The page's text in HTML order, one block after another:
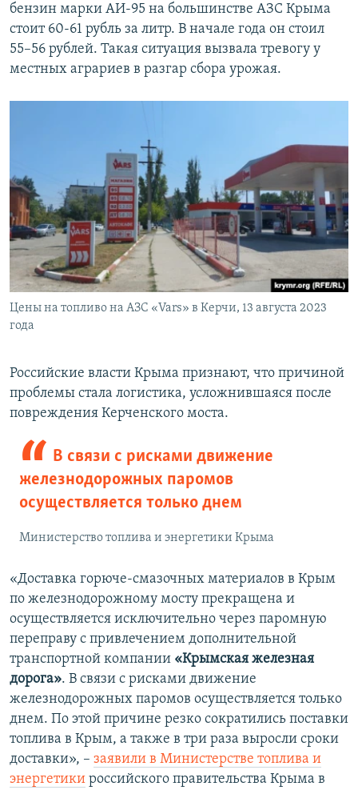
бензин марки АИ-95 на большинстве АЗС Крыма
стоит 60-61 рубль за литр. В начале года он стоил
55–56 рублей. Такая ситуация вызвала тревогу у
местных аграриев в разгар сбора урожая.
Цены на топливо на АЗС «Vars» в Керчи, 13 августа 2023
года
Российские власти Крыма признают, что причиной
проблемы стала логистика, усложнившаяся после
повреждения Керченского моста.
В связи с рисками движение
железнодорожных паромов
осуществляется только днем
Министерство топлива и энергетики Крыма
«Доставка горюче-смазочных материалов в Крым
по железнодорожному мосту прекращена и
осуществляется исключительно через паромную
переправу с привлечением дополнительной
транспортной компании «Крымская железная
дорога». В связи с рисками движение
железнодорожных паромов осуществляется только
днем. По этой причине резко сократились поставки
топлива в Крым, а также в три раза выросли сроки
доставки», – заявили в Министерстве топлива и
энергетики российского правительства Крыма в